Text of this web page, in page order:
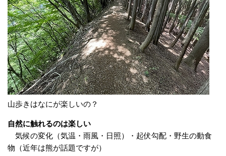
山歩きはなにが楽しいの？
自然に触れるのは楽しい
気候の変化（気温・雨風・日照）・起伏勾配・野生の動食
物（近年は熊が話題ですが）